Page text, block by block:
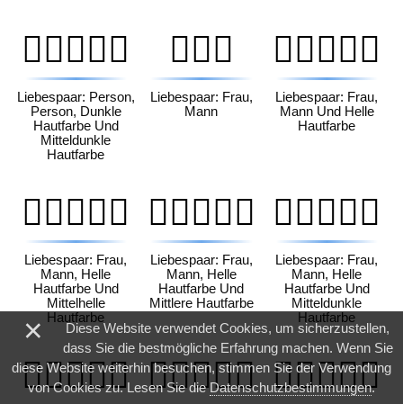
🧑🏿‍❤️‍🧑🏾
Liebespaar: Person,
Person, Dunkle
Hautfarbe Und
Mitteldunkle
Hautfarbe
👩‍❤️‍👨
Liebespaar: Frau,
Mann
👩🏻‍❤️‍👨🏻
Liebespaar: Frau,
Mann Und Helle
Hautfarbe
👩🏻‍❤️‍👨🏼
Liebespaar: Frau,
Mann, Helle
Hautfarbe Und
Mittelhelle
Hautfarbe
👩🏻‍❤️‍👨🏽
Liebespaar: Frau,
Mann, Helle
Hautfarbe Und
Mittlere Hautfarbe
👩🏻‍❤️‍👨🏾
Liebespaar: Frau,
Mann, Helle
Hautfarbe Und
Mitteldunkle
Hautfarbe
👩🏻‍❤️‍👨🏿 👩🏼‍❤️‍👨🏻 👩🏼‍❤️‍👨🏼
×
Diese Website verwendet Cookies, um sicherzustellen,
dass Sie die bestmögliche Erfahrung machen. Wenn Sie
diese Website weiterhin besuchen, stimmen Sie der Verwendung
von Cookies zu. Lesen Sie die Datenschutzbestimmungen.